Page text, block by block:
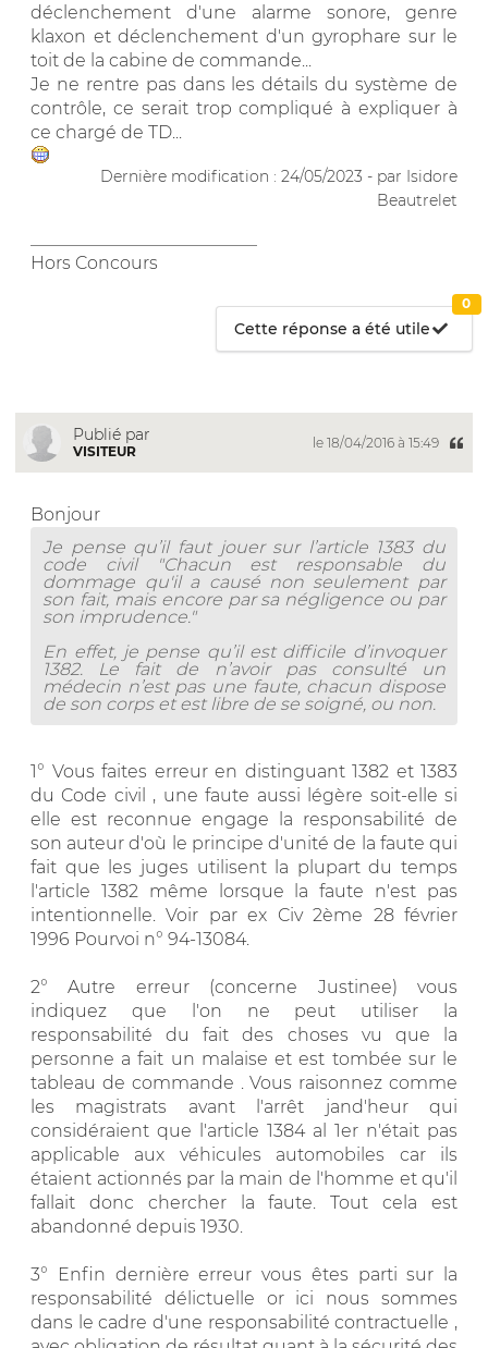
déclenchement d'une alarme sonore, genre
klaxon et déclenchement d'un gyrophare sur le
toit de la cabine de commande...
Je ne rentre pas dans les détails du système de
contrôle, ce serait trop compliqué à expliquer à
ce chargé de TD...
Dernière modification : 24/05/2023 - par Isidore
Beautrelet
Hors Concours
Cette réponse a été utile
0
Publié par
VISITEUR
le 18/04/2016 à 15:49
Bonjour
Je pense qu’il faut jouer sur l’article 1383 du
code civil "Chacun est responsable du
dommage qu'il a causé non seulement par
son fait, mais encore par sa négligence ou par
son imprudence."
En effet, je pense qu’il est difficile d’invoquer
1382. Le fait de n’avoir pas consulté un
médecin n’est pas une faute, chacun dispose
de son corps et est libre de se soigné, ou non.
1° Vous faites erreur en distinguant 1382 et 1383
du Code civil , une faute aussi légère soit-elle si
elle est reconnue engage la responsabilité de
son auteur d'où le principe d'unité de la faute qui
fait que les juges utilisent la plupart du temps
l'article 1382 même lorsque la faute n'est pas
intentionnelle. Voir par ex Civ 2ème 28 février
1996 Pourvoi n° 94-13084.
2° Autre erreur (concerne Justinee) vous
indiquez que l'on ne peut utiliser la
responsabilité du fait des choses vu que la
personne a fait un malaise et est tombée sur le
tableau de commande . Vous raisonnez comme
les magistrats avant l'arrêt jand'heur qui
considéraient que l'article 1384 al 1er n'était pas
applicable aux véhicules automobiles car ils
étaient actionnés par la main de l'homme et qu'il
fallait donc chercher la faute. Tout cela est
abandonné depuis 1930.
3° Enfin dernière erreur vous êtes parti sur la
responsabilité délictuelle or ici nous sommes
dans le cadre d'une responsabilité contractuelle ,